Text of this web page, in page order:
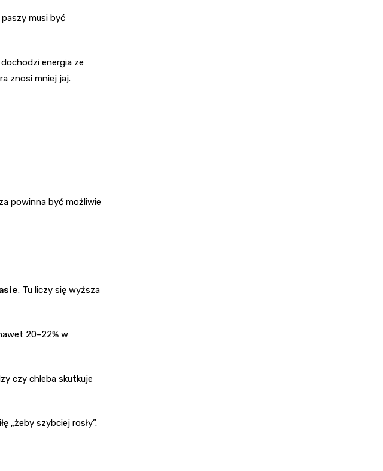
musi być
energia ze
znosi mniej jaj.
powinna być możliwie
. Tu liczy się wyższa
20–22% w
czy chleba skutkuje
„żeby szybciej rosły”.